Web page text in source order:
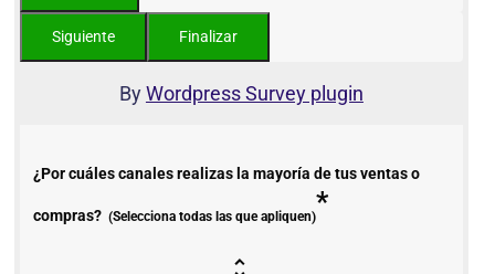
ByWordpress Survey plugin
¿Por cuáles canales realizas la mayoría de tus ventas o
compras? (Selecciona todas las que apliquen)*